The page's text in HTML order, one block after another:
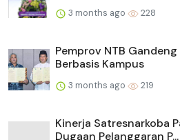
3 months ago 228
Pemprov NTB Gandeng
Berbasis Kampus
3 months ago 219
Kinerja Satresnarkoba
Dugaan Pelanggaran P...